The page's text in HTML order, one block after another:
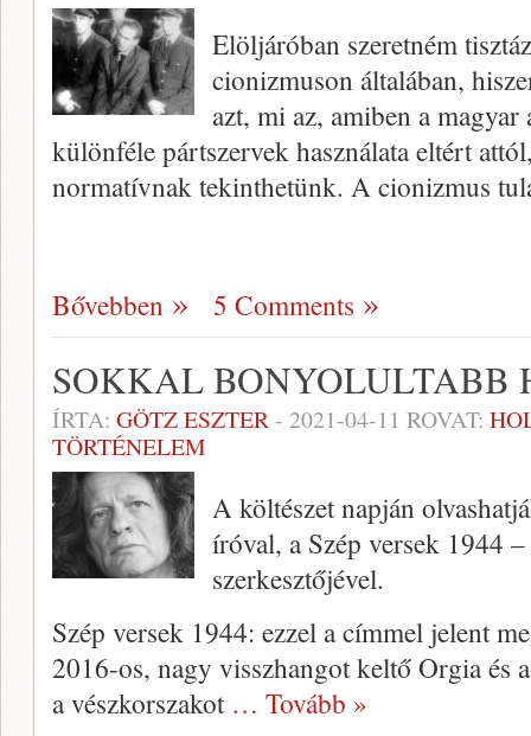
Elöljáróban szeretném
cionizmuson általában,
azt, mi az, amiben a
különféle pártszervek használata eltért
normatívnak tekinthetünk. A cionizmus
Bővebben 5 Comments
SOKKAL BONYOLULTABB
ÍRTA: GÖTZ ESZTER- 2021-04-11 ROVAT:
TÖRTÉNELEM
A költészet napján
íróval, a Szép versek 1944
szerkesztőjével.
Szép versek 1944: ezzel a címmel jelent
2016-os, nagy visszhangot keltő Orgia és
a vészkorszakot … Tovább »